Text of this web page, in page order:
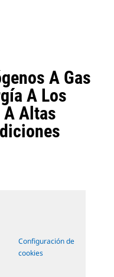
A Gas
A Los
Altas
Configuración de
cookies